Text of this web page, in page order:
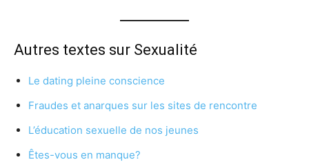
Autres textes sur Sexualité
Le dating pleine conscience
Fraudes et anarques sur les sites de rencontre
L’éducation sexuelle de nos jeunes
Êtes-vous en manque?